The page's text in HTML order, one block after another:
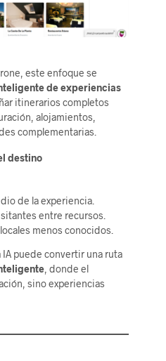
este enfoque se
de experiencias
itinerarios completos
alojamientos,
complementarias.
destino
de la experiencia.
entre recursos.
menos conocidos.
puede convertir una ruta
, donde el
sino experiencias